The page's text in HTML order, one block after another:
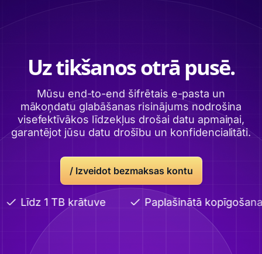
Uz tikšanos otrā pusē.
Mūsu end-to-end šifrētais e-pasta un
mākoņdatu glabāšanas risinājums nodrošina
visefektīvākos līdzekļus drošai datu apmaiņai,
garantējot jūsu datu drošību un konfidencialitāti.
/ Izveidot bezmaksas kontu
Līdz 1 TB krātuve Paplašinātā kopīgošana